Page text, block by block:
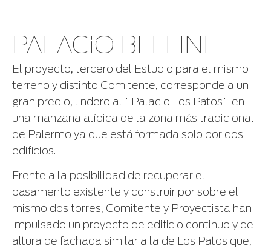
PALACIO BELLINI
El proyecto, tercero del Estudio para el mismo
terreno y distinto Comitente, corresponde a un
gran predio, lindero al ¨Palacio Los Patos¨ en
una manzana atípica de la zona más tradicional
de Palermo ya que está formada solo por dos
edificios.
Frente a la posibilidad de recuperar el
basamento existente y construir por sobre el
mismo dos torres, Comitente y Proyectista han
impulsado un proyecto de edificio continuo y de
altura de fachada similar a la de Los Patos que,